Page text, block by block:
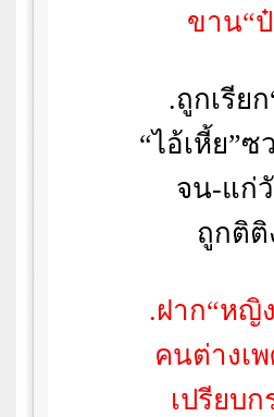
ขาน“
.ถูกเรียก
“ไอ้เหี้ย”ซ
จน-แก่
ถูกติติ
.ฝาก“หญิ
คนต่างเ
เปรียบ